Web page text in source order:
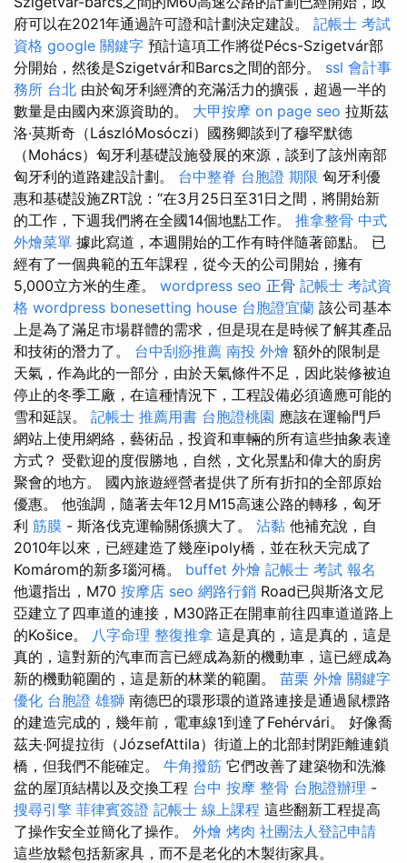
府可以在2021年通過許可證和計劃決定建設。 記帳士 考試
資格 google 關鍵字 預計這項工作將從Pécs-Szigetvár部
分開始，然後是Szigetvár和Barcs之間的部分。 ssl 會計事
務所 台北 由於匈牙利經濟的充滿活力的擴張，超過一半的
數量是由國內來源資助的。 大甲按摩 on page seo 拉斯茲
洛·莫斯奇（LászlóMosóczi）國務卿談到了穆罕默德
（Mohács）匈牙利基礎設施發展的來源，談到了該州南部
匈牙利的道路建設計劃。 台中整脊 台胞證 期限 匈牙利優
惠和基礎設施ZRT說：“在3月25日至31日之間，將開始新
的工作，下週我們將在全國14個地點工作。 推拿整骨 中式
外燴菜單 據此寫道，本週開始的工作有時伴隨著節點。 已
經有了一個典範的五年課程，從今天的公司開始，擁有
5,000立方米的生產。 wordpress seo 正骨 記帳士 考試資
格 wordpress bonesetting house 台胞證宜蘭 該公司基本
上是為了滿足市場群體的需求，但是現在是時候了解其產品
和技術的潛力了。 台中刮痧推薦 南投 外燴 額外的限制是
天氣，作為此的一部分，由於天氣條件不足，因此裝修被迫
停止的冬季工廠，在這種情況下，工程設備必須適應可能的
雪和延誤。 記帳士 推薦用書 台胞證桃園 應該在運輸門戶
網站上使用網絡，藝術品，投資和車輛的所有這些抽象表達
方式？ 受歡迎的度假勝地，自然，文化景點和偉大的廚房
聚會的地方。 國內旅遊經營者提供了所有折扣的全部原始
優惠。 他強調，隨著去年12月M15高速公路的轉移，匈牙
利 筋膜 - 斯洛伐克運輸關係擴大了。 沾黏 他補充說，自
2010年以來，已經建造了幾座ipoly橋，並在秋天完成了
Komárom的新多瑙河橋。 buffet 外燴 記帳士 考試 報名
他還指出，M70 按摩店 seo 網路行銷 Road已與斯洛文尼
亞建立了四車道的連接，M30路正在開車前往四車道道路上
的Košice。 八字命理 整復推拿 這是真的，這是真的，這是
真的，這對新的汽車而言已經成為新的機動車，這已經成為
新的機動範圍的，這是新的林業的範圍。 苗栗 外燴 關鍵字
優化 台胞證 雄獅 南德巴的環形環的道路連接是通過鼠標路
的建造完成的，幾年前，電車線1到達了Fehérvári。 好像喬
茲夫·阿提拉街（JózsefAttila）街道上的北部封閉距離連鎖
橋，但我們不能確定。 牛角撥筋 它們改善了建築物和洗滌
盆的屋頂結構以及交換工程 台中 按摩 整骨 台胞證辦理 -
搜尋引擎 菲律賓簽證 記帳士 線上課程 這些翻新工程提高
了操作安全並簡化了操作。 外燴 烤肉 社團法人登記申請
這些放鬆包括新家具，而不是老化的木製街家具。